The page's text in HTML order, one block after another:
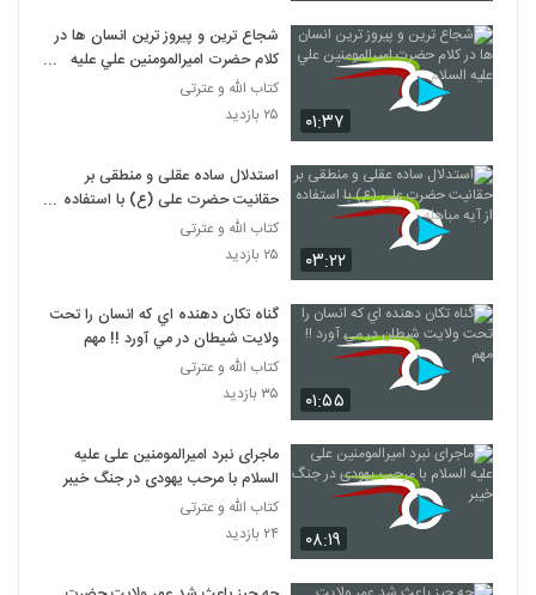
۰۱:۳۷
شجاع ترين و پيروز ترين انسان ها در
کلام حضرت اميرالمومنين علي عليه
السلام
کتاب الله و عترتی
۲۵ بازدید
۰۳:۲۲
استدلال ساده عقلی و منطقی بر
حقانیت حضرت علی (ع) با استفاده از
آیه مباهله
کتاب الله و عترتی
۲۵ بازدید
۰۱:۵۵
گناه تکان دهنده اي که انسان را تحت
ولايت شيطان در مي آورد !! مهم
کتاب الله و عترتی
۳۵ بازدید
۰۸:۱۹
ماجرای نبرد امیرالمومنین علی علیه
السلام با مرحب یهودی در جنگ خیبر
کتاب الله و عترتی
۲۴ بازدید